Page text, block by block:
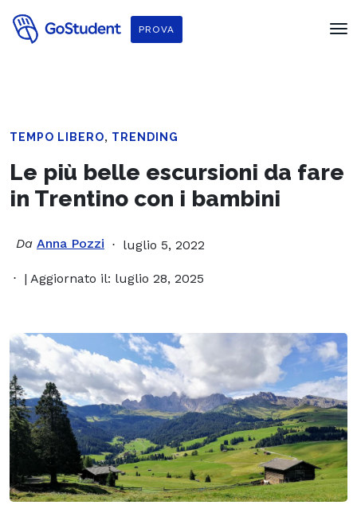
PROVA
TEMPO LIBERO, TRENDING
Le più belle escursioni da fare
in Trentino con i bambini
Da Anna Pozzi luglio 5, 2022
| Aggiornato il: luglio 28, 2025